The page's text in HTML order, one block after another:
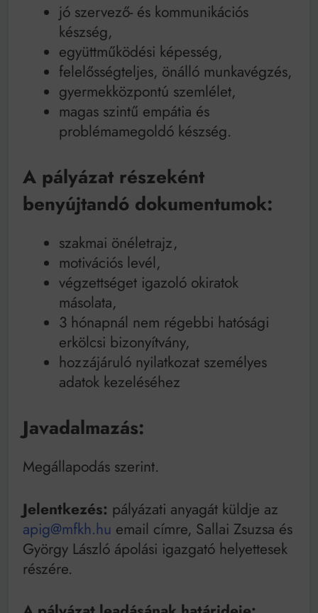
jó szervező- és kommunikációs
készség,
együttműködési képesség,
felelősségteljes, önálló munkavégzés,
gyermekközpontú szemlélet,
magas szintű empátia és
problémamegoldó készség.
A pályázat részeként
benyújtandó dokumentumok:
szakmai önéletrajz,
motivációs levél,
végzettséget igazoló okiratok
másolata,
3 hónapnál nem régebbi hatósági
erkölcsi bizonyítvány,
hozzájáruló nyilatkozat személyes
adatok kezeléséhez
Javadalmazás:
Megállapodás szerint.
Jelentkezés: pályázati anyagát küldje az
apig@mfkh.hu email címre, Sallai Zsuzsa és
György László ápolási igazgató helyettesek
részére.